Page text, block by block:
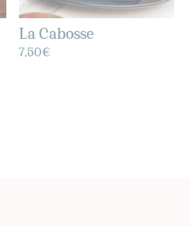
La Cabosse
7,50€